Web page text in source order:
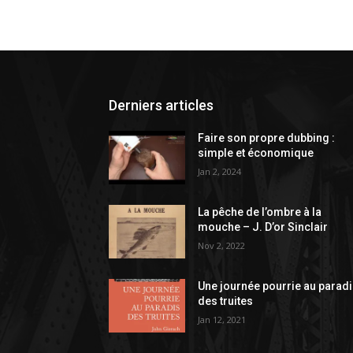
Derniers articles
Faire son propre dubbing :
simple et économique
Jan 2, 2024
La pêche de l’ombre à la
mouche – J. D’or Sinclair
Nov 2, 2022
Une journée pourrie au
des truites
Jan 12, 2021